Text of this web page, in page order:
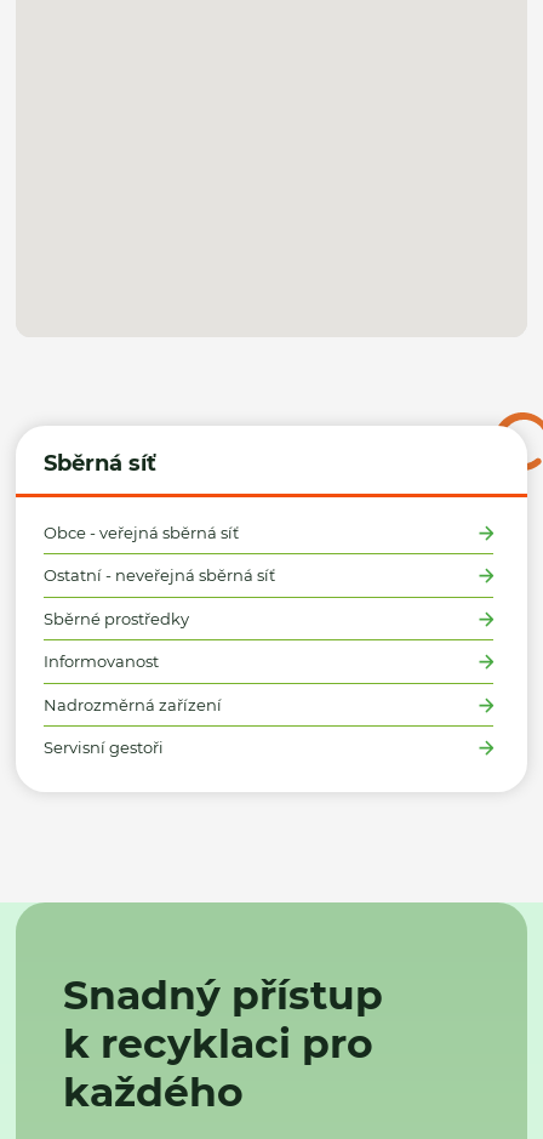
Sběrná síť
Obce - veřejná sběrná síť
Ostatní - neveřejná sběrná síť
Sběrné prostředky
Informovanost
Nadrozměrná zařízení
Servisní gestoři
Snadný přístup
k recyklaci pro
každého